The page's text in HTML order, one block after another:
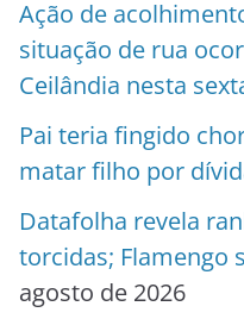
Ação de
situação de rua
Ceilândia nesta
Pai teria fingido
matar filho por
Datafolha revela
torcidas; Flamengo
agosto de 2026